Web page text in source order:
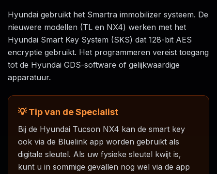
Hyundai gebruikt het Smartra immobilizer systeem. De
nieuwere modellen (TL en NX4) werken met het
Hyundai Smart Key System (SKS) dat 128-bit AES
encryptie gebruikt. Het programmeren vereist toegang
tot de Hyundai GDS-software of gelijkwaardige
apparatuur.
💡 Tip van de Specialist
Bij de Hyundai Tucson NX4 kan de smart key
ook via de Bluelink app worden gebruikt als
digitale sleutel. Als uw fysieke sleutel kwijt is,
kunt u in sommige gevallen nog wel via de app